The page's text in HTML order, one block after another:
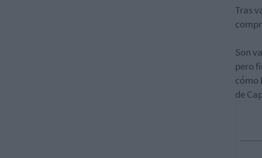
Tras
Son
pero
cómo
de